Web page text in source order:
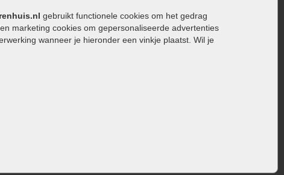
gebruikt functionele cookies om het gedrag
marketing cookies om gepersonaliseerde advertenties
wanneer je hieronder een vinkje plaatst. Wil je